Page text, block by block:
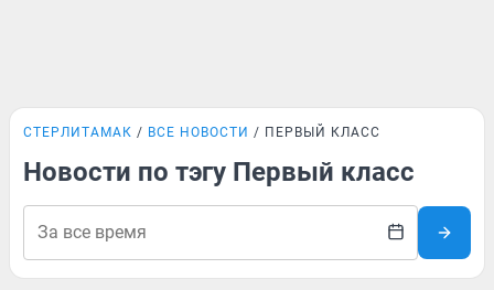
СТЕРЛИТАМАК ВСЕ НОВОСТИ ПЕРВЫЙ КЛАСС
Новости по тэгу Первый класс